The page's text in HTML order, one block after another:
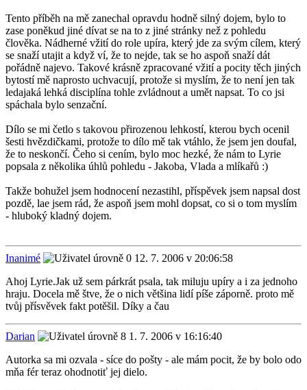
Tento příběh na mě zanechal opravdu hodně silný dojem, bylo to
zase poněkud jiné dívat se na to z jiné stránky než z pohledu
člověka. Nádherné vžití do role upíra, který jde za svým cílem, který
se snaží utajit a když ví, že to nejde, tak se ho aspoň snaží dát
pořádně najevo. Takové krásně zpracované vžití a pocity těch jiných
bytostí mě naprosto uchvacují, protože si myslím, že to není jen tak
ledajaká lehká disciplína tohle zvládnout a umět napsat. To co jsi
spáchala bylo senzační.
Dílo se mi četlo s takovou přirozenou lehkostí, kterou bych ocenil
šesti hvězdičkami, protože to dílo mě tak vtáhlo, že jsem jen doufal,
že to neskončí. Čeho si cením, bylo moc hezké, že nám to Lyrie
popsala z několika úhlů pohledu - Jakoba, Vlada a mlíkařů :)
Takže bohužel jsem hodnocení nezastihl, příspěvek jsem napsal dost
pozdě, lae jsem rád, že aspoň jsem mohl dopsat, co si o tom myslím
- hluboký kladný dojem.
Inanimé
12. 7. 2006 v 20:06:58
Ahoj Lyrie.Jak už sem párkrát psala, tak miluju upíry a i za jednoho
hraju. Docela mě štve, že o nich většina lidí píše záporně. proto mě
tvůj přísvěvek fakt potěšil. Díky a čau
Darian
1. 7. 2006 v 16:16:40
Autorka sa mi ozvala - síce do pošty - ale mám pocit, že by bolo odo
mňa fér teraz ohodnotiť jej dielo.